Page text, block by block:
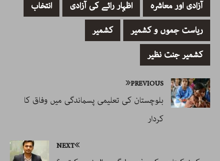
آزادی اور معاشرہ
اظہار رائے کی آزادی
انتخاب
ریاست جموں و کشمیر
کشمیر
کشمیر جنت نظیر
PREVIOUS
بلوچستان کی تعلیمی پسماندگی میں وفاق کا
کردار
NEXT